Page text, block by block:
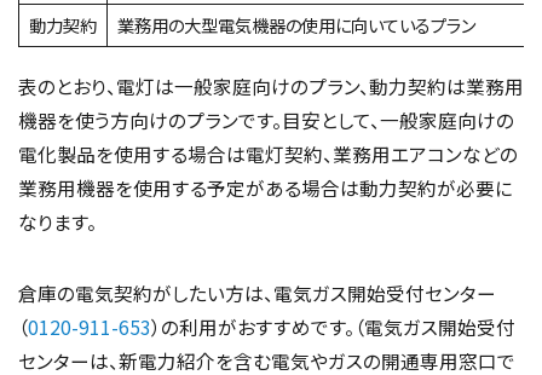
動力契約 業務用の大型電気機器の使用に向いているプラン
表のとおり、電灯は一般家庭向けのプラン、動力契約は業務用
機器を使う方向けのプランです。目安として、一般家庭向けの
電化製品を使用する場合は電灯契約、業務用エアコンなどの
業務用機器を使用する予定がある場合は動力契約が必要に
なります。
倉庫の電気契約がしたい方は、電気ガス開始受付センター
（0120-911-653）の利用がおすすめです。（電気ガス開始受付
センターは、新電力紹介を含む電気やガスの開通専用窓口で